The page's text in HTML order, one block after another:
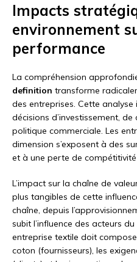
Impacts
environnement
performance
La compréhension
definition transforme
des entreprises. Cette
décisions d’investissement,
politique commerciale. Les
dimension s’exposent à des
et à une perte de
L’impact sur la chaîne de
plus tangibles de cette
chaîne, depuis
subit l’influence des acteurs
entreprise textile doit
coton (fournisseurs), les